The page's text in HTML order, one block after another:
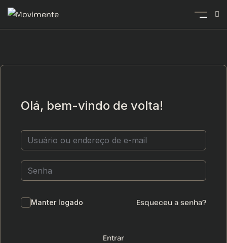
Olá, bem-vindo de volta!
Manter logado Esqueceu a senha?
Entrar